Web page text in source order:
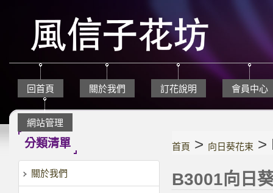
回首頁 關於我們 訂花說明 會員中心
網站管理
分類清單
關於我們
首頁 > 向日葵花束 >
B3001向日